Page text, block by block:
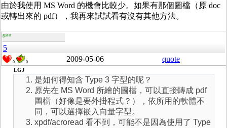
由於我使用 MS Word 的機會比較少。如果有那個圖檔（原 doc
或轉出來的 pdf），我再來試試看有沒有其他方法。
guest
5
0 0 2009-05-06 quote
LGJ
是如何得知含 Type 3 字型的呢？
原先在 MS Word 所繪的圖檔，可以直接轉成 pdf
圖檔（好像是要外掛程式？），依所用的軟體不
同，可以選擇嵌入向量字型。
xpdf/acroread 看不到，可能不是因為使用了 Type